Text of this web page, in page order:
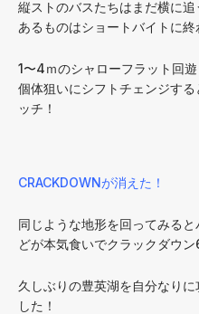
縦ストのバスたちはまだ横に
あるものはショートバイトに終
1〜4ｍのシャローフラット回
個体狙いにシフトチェンジす
ッチ！
CRACKDOWNが消えた！
同じような地形を回ってみる
どが本気食いでクラックダウン
久しぶりの豊英湖を自分なり
した！